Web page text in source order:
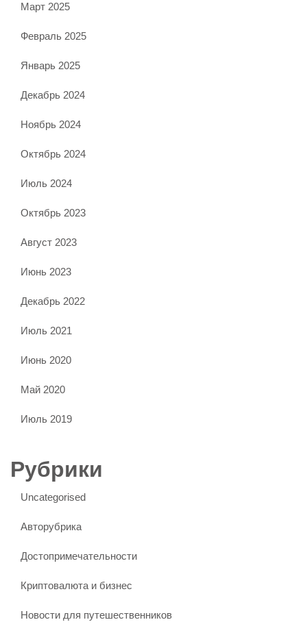
Март 2025
Февраль 2025
Январь 2025
Декабрь 2024
Ноябрь 2024
Октябрь 2024
Июль 2024
Октябрь 2023
Август 2023
Июнь 2023
Декабрь 2022
Июль 2021
Июнь 2020
Май 2020
Июль 2019
Рубрики
Uncategorised
Авторубрика
Достопримечательности
Криптовалюта и бизнес
Новости для путешественников